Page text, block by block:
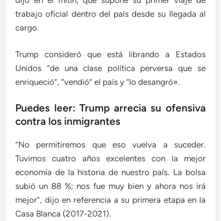
trabajo oficial dentro del país desde su llegada al
cargo.
Trump consideró que está librando a Estados
Unidos “de una clase política perversa que se
enriqueció”, “vendió” el país y “lo desangró».
Puedes leer: Trump arrecia su ofensiva
contra los inmigrantes
“No permitiremos que eso vuelva a suceder.
Tuvimos cuatro años excelentes con la mejor
economía de la historia de nuestro país. La bolsa
subió un 88 %; nos fue muy bien y ahora nos irá
mejor”, dijo en referencia a su primera etapa en la
Casa Blanca (2017-2021).